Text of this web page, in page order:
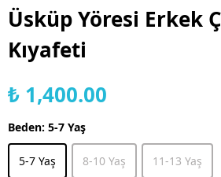
Üsküp Yöresi Erkek
Kıyafeti
₺ 1,400.00
Beden: 5-7 Yaş
5-7 Yaş 8-10 Yaş 11-13 Yaş